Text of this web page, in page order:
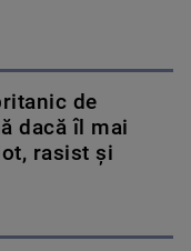
de
dacă îl mai
rasist și